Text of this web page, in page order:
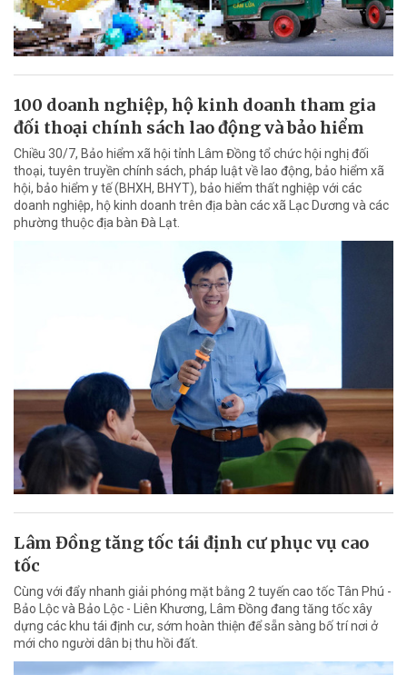
100 doanh nghiệp, hộ kinh doanh tham gia
đối thoại chính sách lao động và bảo hiểm
Chiều 30/7, Bảo hiểm xã hội tỉnh Lâm Đồng tổ chức hội nghị đối
thoại, tuyên truyền chính sách, pháp luật về lao động, bảo hiểm xã
hội, bảo hiểm y tế (BHXH, BHYT), bảo hiểm thất nghiệp với các
doanh nghiệp, hộ kinh doanh trên địa bàn các xã Lạc Dương và các
phường thuộc địa bàn Đà Lạt.
Lâm Đồng tăng tốc tái định cư phục vụ cao
tốc
Cùng với đẩy nhanh giải phóng mặt bằng 2 tuyến cao tốc Tân Phú -
Bảo Lộc và Bảo Lộc - Liên Khương, Lâm Đồng đang tăng tốc xây
dựng các khu tái định cư, sớm hoàn thiện để sẵn sàng bố trí nơi ở
mới cho người dân bị thu hồi đất.